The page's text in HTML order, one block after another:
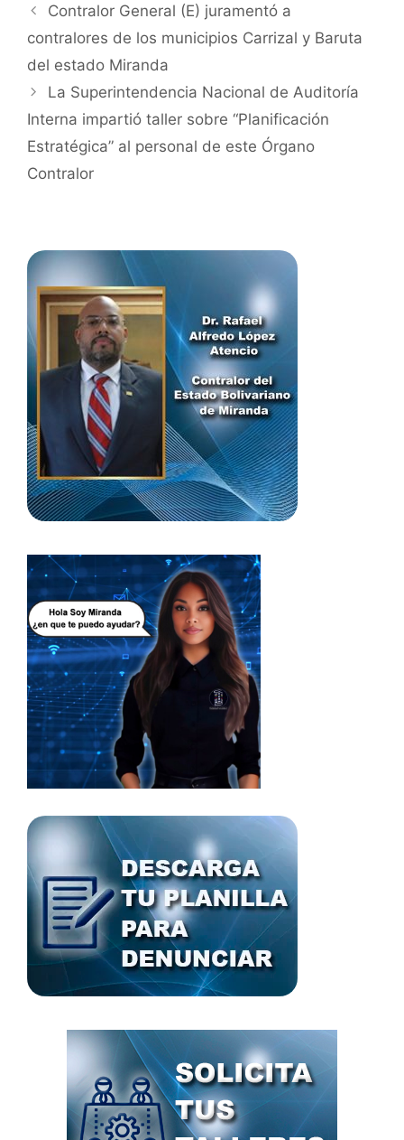
Contralor General (E) juramentó a
contralores de los municipios Carrizal y Baruta
del estado Miranda
La Superintendencia Nacional de Auditoría
Interna impartió taller sobre “Planificación
Estratégica” al personal de este Órgano
Contralor